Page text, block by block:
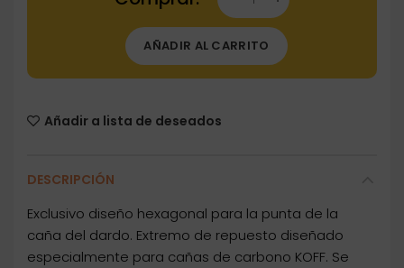
AÑADIR AL CARRITO
Añadir a lista de deseados
DESCRIPCIÓN
Exclusivo diseño hexagonal para la punta de la
caña del dardo. Extremo de repuesto diseñado
especialmente para cañas de carbono KOFF. Se